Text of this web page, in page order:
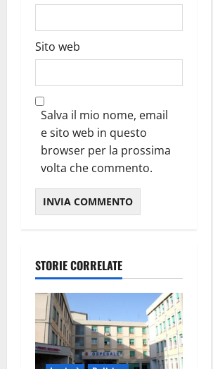
Sito web
Salva il mio nome, email
e sito web in questo
browser per la prossima
volta che commento.
STORIE CORRELATE